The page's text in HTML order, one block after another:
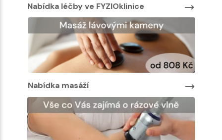
Nabídka léčby ve FYZIOklinice
Nabídka masáží